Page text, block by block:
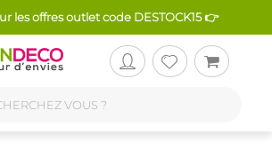
les offres outlet code DESTOCK15 👉